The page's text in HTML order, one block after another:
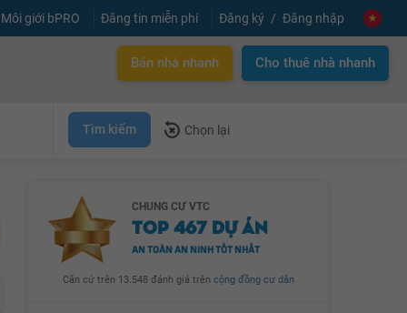
giới bPRO Đăng tin miễn phí Đăng ký Đăng nhập
Bán nhà nhanh Cho thuê nhà nhanh
Tìm kiếm Chọn lại
CHUNG CƯ VTC
TOP 467 DỰ ÁN
AN TOÀN AN NINH TỐT NHẤT
Căn cứ trên 13.548 đánh giá trên cộng đồng cư dân